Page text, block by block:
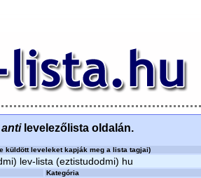
antilevelezőlista oldalán.
küldött leveleket kapják meg a lista tagjai)
lev-lista (eztistudodmi) hu
Kategória